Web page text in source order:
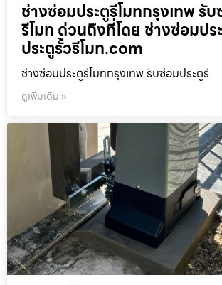
ช่างซ่อมประตูรีโมทกรุงเทพ รั
รีโมท ด่วนถึงที่โดย ช่างซ่อมปร
ประตูรั้วรีโมท.com
ช่างซ่อมประตูรีโมทกรุงเทพ รับซ่อมประตูรี
ดูเพิ่มเติม »